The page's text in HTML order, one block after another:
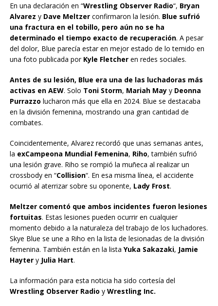
En una declaración en “Wrestling Observer Radio“, Bryan
Alvarez y Dave Meltzer confirmaron la lesión. Blue sufrió
una fractura en el tobillo, pero aún no se ha
determinado el tiempo exacto de recuperación. A pesar
del dolor, Blue parecía estar en mejor estado de lo temido en
una foto publicada por Kyle Fletcher en redes sociales.
Antes de su lesión, Blue era una de las luchadoras más
activas en AEW. Solo Toni Storm, Mariah May y Deonna
Purrazzo lucharon más que ella en 2024. Blue se destacaba
en la división femenina, mostrando una gran cantidad de
combates.
Coincidentemente, Alvarez recordó que unas semanas antes,
la exCampeona Mundial Femenina, Riho, también sufrió
una lesión grave. Riho se rompió la muñeca al realizar un
crossbody en “Collision“. En esa misma línea, el accidente
ocurrió al aterrizar sobre su oponente, Lady Frost.
Meltzer comentó que ambos incidentes fueron lesiones
fortuitas. Estas lesiones pueden ocurrir en cualquier
momento debido a la naturaleza del trabajo de los luchadores.
Skye Blue se une a Riho en la lista de lesionadas de la división
femenina. También están en la lista Yuka Sakazaki, Jamie
Hayter y Julia Hart.
La información para esta noticia ha sido cortesía del
Wrestling Observer Radio y Wrestling Inc.